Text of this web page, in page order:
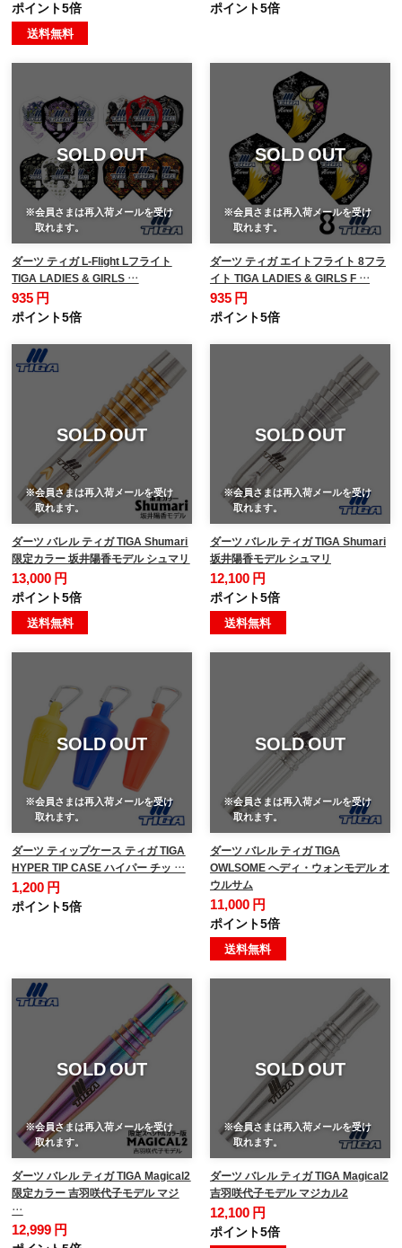
ポイント5倍
送料無料
ポイント5倍
SOLD OUT
※会員さまは再入荷メールを受け
取れます。
ダーツ ティガ L-Flight Lフライト
TIGA LADIES & GIRLS …
935 円
ポイント5倍
SOLD OUT
※会員さまは再入荷メールを受け
取れます。
ダーツ ティガ エイトフライト 8フラ
イト TIGA LADIES & GIRLS F …
935 円
ポイント5倍
SOLD OUT
※会員さまは再入荷メールを受け
取れます。
ダーツ バレル ティガ TIGA Shumari
限定カラー 坂井陽香モデル シュマリ
13,000 円
ポイント5倍
送料無料
SOLD OUT
※会員さまは再入荷メールを受け
取れます。
ダーツ バレル ティガ TIGA Shumari
坂井陽香モデル シュマリ
12,100 円
ポイント5倍
送料無料
SOLD OUT
※会員さまは再入荷メールを受け
取れます。
ダーツ ティップケース ティガ TIGA
HYPER TIP CASE ハイパー チッ …
1,200 円
ポイント5倍
SOLD OUT
※会員さまは再入荷メールを受け
取れます。
ダーツ バレル ティガ TIGA
OWLSOME へディ・ウォンモデル オ
ウルサム
11,000 円
ポイント5倍
送料無料
SOLD OUT
※会員さまは再入荷メールを受け
取れます。
ダーツ バレル ティガ TIGA Magical2
限定カラー 吉羽咲代子モデル マジ
…
12,999 円
SOLD OUT
※会員さまは再入荷メールを受け
取れます。
ダーツ バレル ティガ TIGA Magical2
吉羽咲代子モデル マジカル2
12,100 円
ポイント5倍